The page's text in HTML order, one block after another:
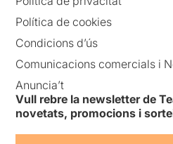
Política de cookies
Condicions d’ús
Comunicacions comercials i
Anuncia’t
Vull rebre la newsletter de
novetats, promocions i